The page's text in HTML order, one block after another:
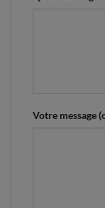
Votre message